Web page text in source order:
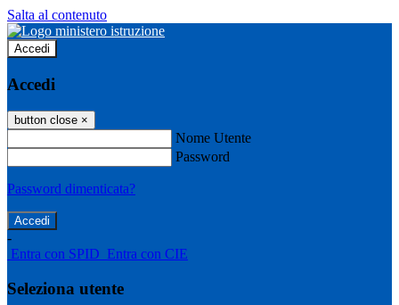
Salta al contenuto
Accedi
Accedi
button close ×
Nome Utente
Password
Password dimenticata?
-
Entra con SPID Entra con CIE
Seleziona utente